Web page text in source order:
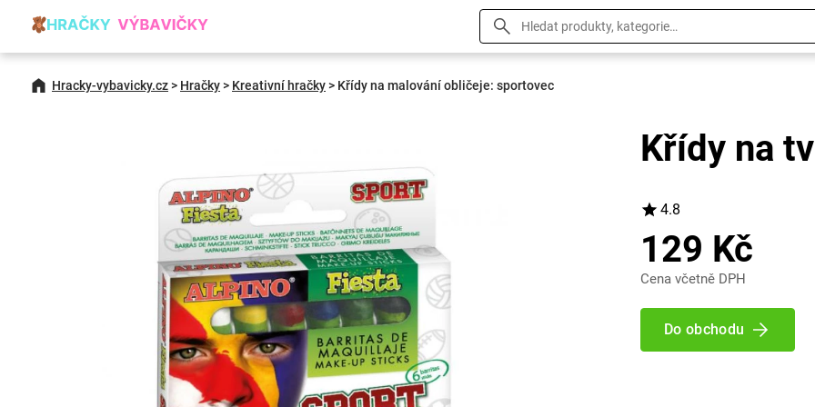
Hracky-vybavicky.cz> Hračky> Kreativní hračky> Křídy na malování obličeje: sportovec
Křídy na
4.8
129 Kč
Cena včetně DPH
Do obchodu